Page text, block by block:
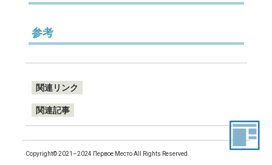
参考
関連リンク
関連記事
Copyright© 2021–2024 Первое Место All Rights Reserved.